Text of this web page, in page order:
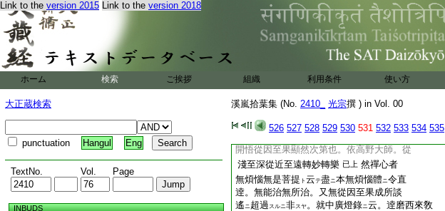
Link to the version 2015 Link to the version 2018
ホーム 検索 ご挨拶 組織 利用条件 使い方
大正蔵検索
punctuation Hangul Eng
TextNo. Vol. Page
INBUDS
溪嵐拾葉集 (No. 2410_ 光宗撰 ) in Vol. 00
526 527 528 529 530 531 532 533 534 535
溪嵐拾葉集
禪宗教家同異事
問。教與禪勝劣同異如何 仰云。効教
爲
ク置之。天台若ハ眞言家ニハ
可及耶 尋云。禪宗不及
天台宗云意
如何。先天台
心立四教三觀法門。四教者界
内外機爲之儲之。戒定慧三學立之令斷
界内外煩惱
。三觀能治三惑
所治也。斷之
論後後ノ 増進ヲ。無明漸漸盡。三昧展轉増。我
開悟從因至果顯然次第也。依高野大師。從
淺至深從近至遠轉妙轉樂 已上 然禪心者
無煩惱無是菩提 ト 云テ盡ニ本無煩惱體ニ令直
逹。無能治無所治。又無從因至果成所談
遙ニ超過 スルニ非スヤ。就中廣燈錄ニ云。逹磨西來敎